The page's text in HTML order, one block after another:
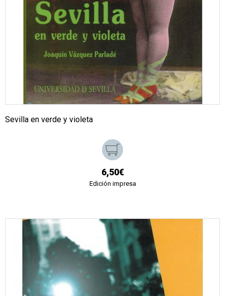
Sevilla en verde y violeta
6,50€
Edición impresa